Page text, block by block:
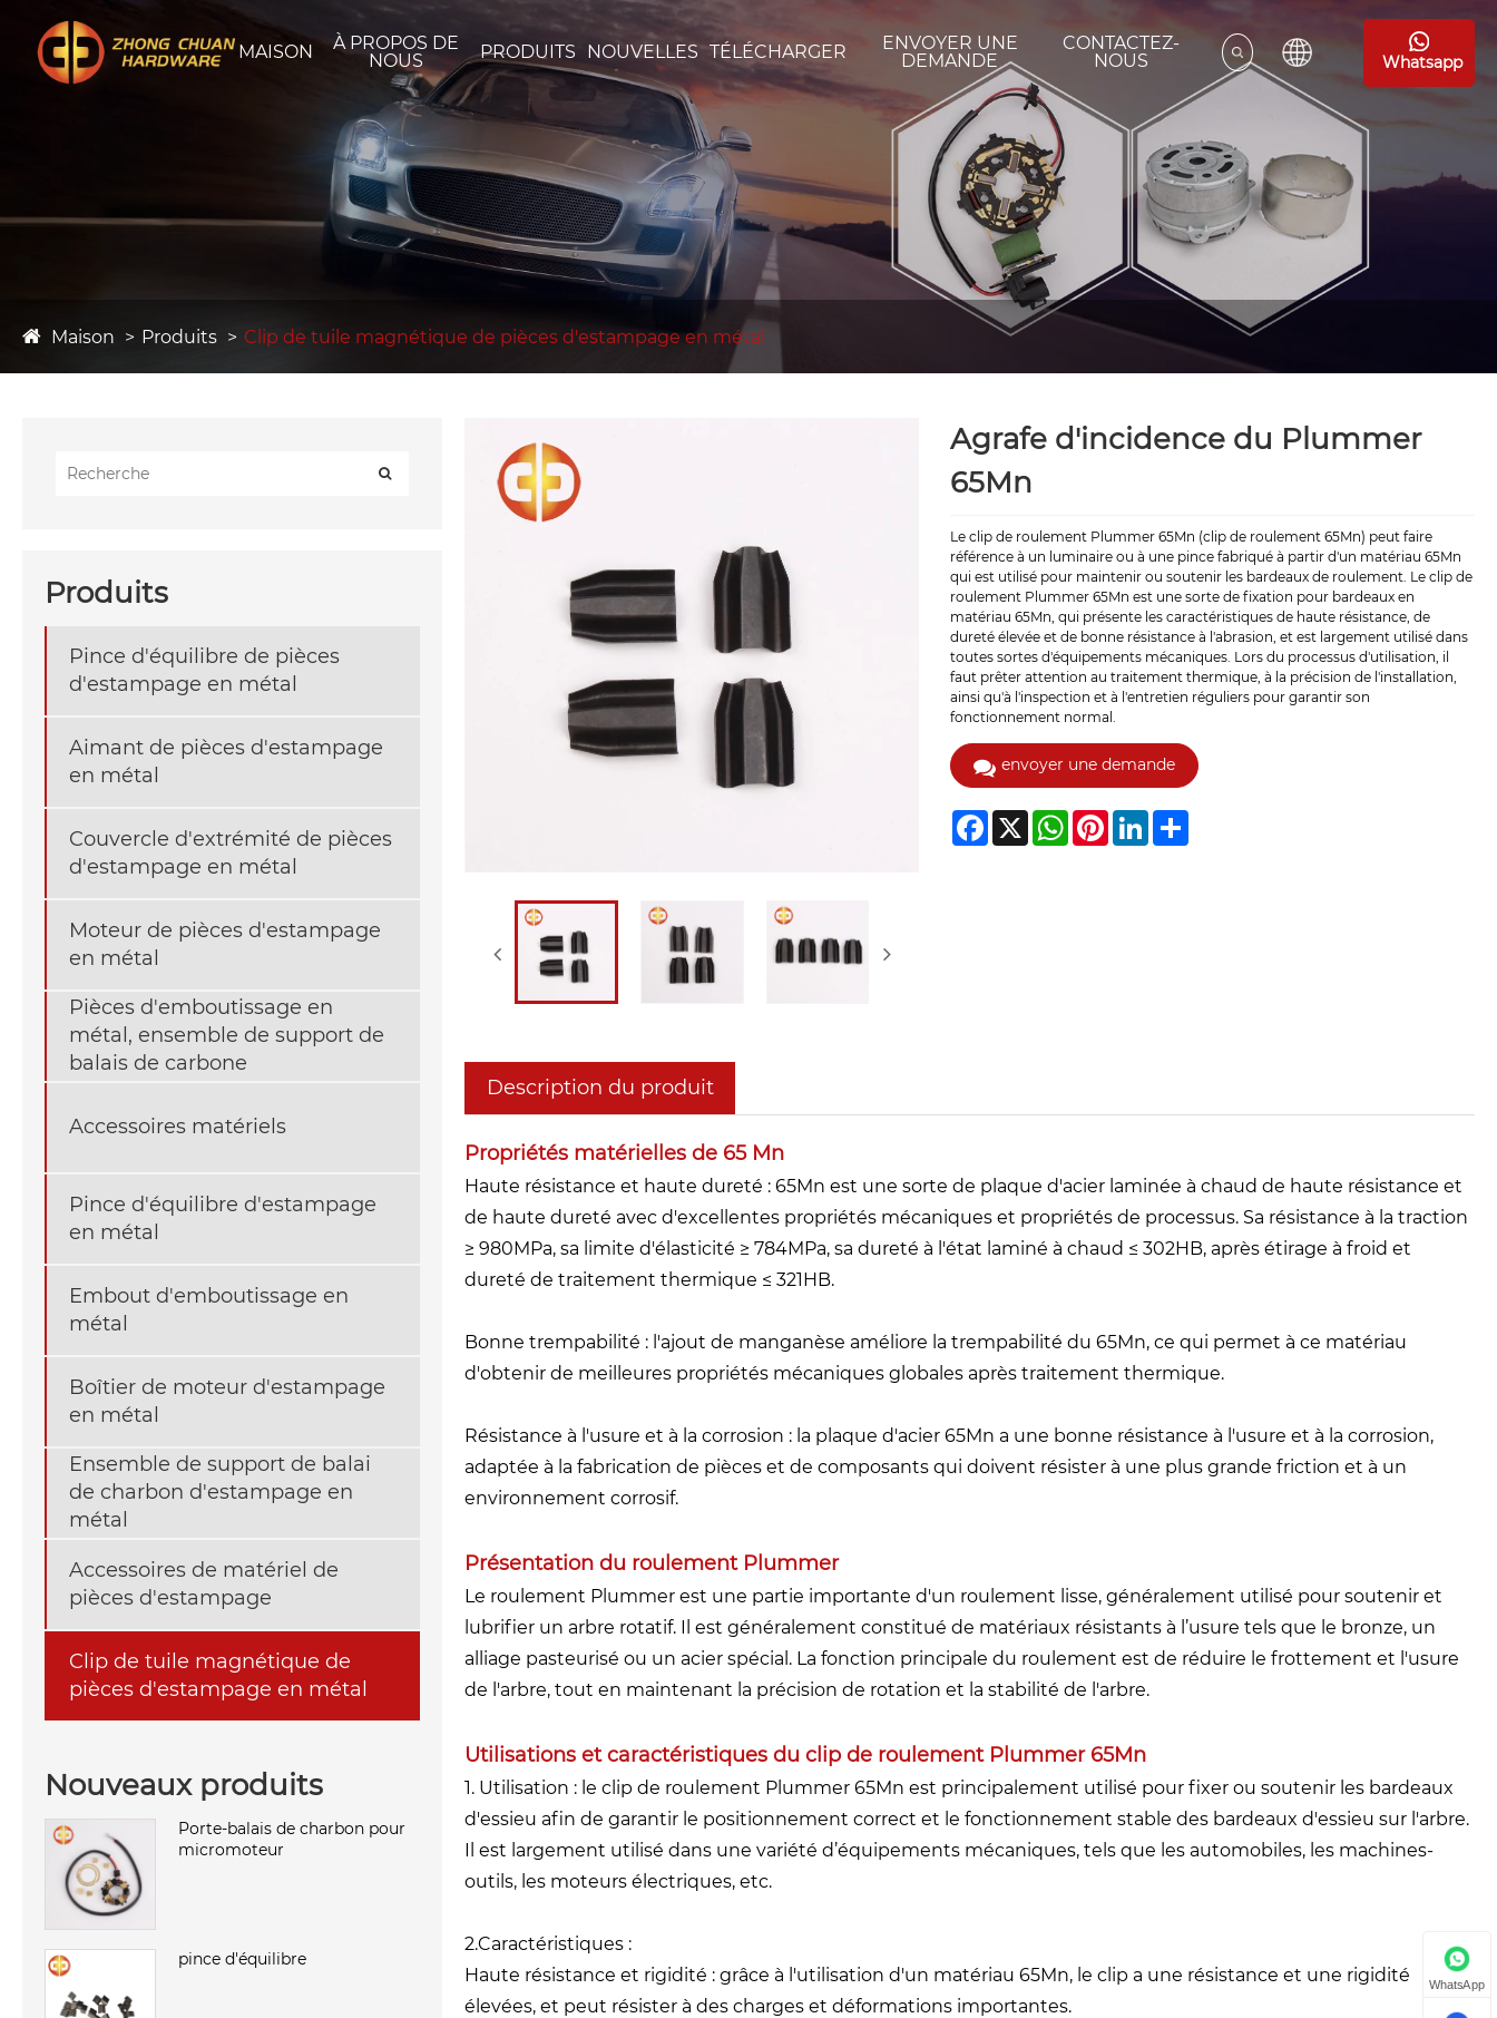
MAISON
À PROPOS DE
NOUS
PRODUITS NOUVELLES TÉLÉCHARGER
ENVOYER UNE
DEMANDE
CONTACTEZ-
NOUS
Whatsapp
Maison Produits Clip de tuile magnétique de pièces d'estampage en métal
Produits
Pince d'équilibre de pièces
d'estampage en métal
Aimant de pièces d'estampage
en métal
Couvercle d'extrémité de pièces
d'estampage en métal
Moteur de pièces d'estampage
en métal
Pièces d'emboutissage en
métal, ensemble de support de
balais de carbone
Accessoires matériels
Pince d'équilibre d'estampage
en métal
Embout d'emboutissage en
métal
Boîtier de moteur d'estampage
en métal
Ensemble de support de balai
de charbon d'estampage en
métal
Accessoires de matériel de
pièces d'estampage
Clip de tuile magnétique de
pièces d'estampage en métal
Nouveaux produits
Porte-balais de charbon pour
micromoteur
pince d'équilibre
Agrafe d'incidence du Plummer
65Mn
Le clip de roulement Plummer 65Mn (clip de roulement 65Mn) peut faire
référence à un luminaire ou à une pince fabriqué à partir d'un matériau 65Mn
qui est utilisé pour maintenir ou soutenir les bardeaux de roulement. Le clip de
roulement Plummer 65Mn est une sorte de fixation pour bardeaux en
matériau 65Mn, qui présente les caractéristiques de haute résistance, de
dureté élevée et de bonne résistance à l'abrasion, et est largement utilisé dans
toutes sortes d'équipements mécaniques. Lors du processus d'utilisation, il
faut prêter attention au traitement thermique, à la précision de l'installation,
ainsi qu'à l'inspection et à l'entretien réguliers pour garantir son
fonctionnement normal.
envoyer une demande
Facebook
X WhatsAppPinterestLinkedInShare
Description du produit
Propriétés matérielles de 65 Mn
Haute résistance et haute dureté : 65Mn est une sorte de plaque d'acier laminée à chaud de haute résistance et
de haute dureté avec d'excellentes propriétés mécaniques et propriétés de processus. Sa résistance à la traction
≥ 980MPa, sa limite d'élasticité ≥ 784MPa, sa dureté à l'état laminé à chaud ≤ 302HB, après étirage à froid et
dureté de traitement thermique ≤ 321HB.
Bonne trempabilité : l'ajout de manganèse améliore la trempabilité du 65Mn, ce qui permet à ce matériau
d'obtenir de meilleures propriétés mécaniques globales après traitement thermique.
Résistance à l'usure et à la corrosion : la plaque d'acier 65Mn a une bonne résistance à l'usure et à la corrosion,
adaptée à la fabrication de pièces et de composants qui doivent résister à une plus grande friction et à un
environnement corrosif.
Présentation du roulement Plummer
Le roulement Plummer est une partie importante d'un roulement lisse, généralement utilisé pour soutenir et
lubrifier un arbre rotatif. Il est généralement constitué de matériaux résistants à l’usure tels que le bronze, un
alliage pasteurisé ou un acier spécial. La fonction principale du roulement est de réduire le frottement et l'usure
de l'arbre, tout en maintenant la précision de rotation et la stabilité de l'arbre.
Utilisations et caractéristiques du clip de roulement Plummer 65Mn
1. Utilisation : le clip de roulement Plummer 65Mn est principalement utilisé pour fixer ou soutenir les bardeaux
d'essieu afin de garantir le positionnement correct et le fonctionnement stable des bardeaux d'essieu sur l'arbre.
Il est largement utilisé dans une variété d’équipements mécaniques, tels que les automobiles, les machines-
outils, les moteurs électriques, etc.
2.Caractéristiques :
Haute résistance et rigidité : grâce à l'utilisation d'un matériau 65Mn, le clip a une résistance et une rigidité
élevées, et peut résister à des charges et déformations importantes.
WhatsApp